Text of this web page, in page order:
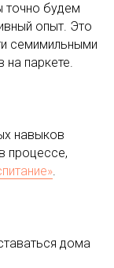
точно будем
опыт. Это
семимильными
на паркете.
навыков
процессе,
.
дома